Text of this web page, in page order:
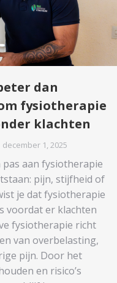
dan
fysiotherapie
klachten
december 1, 2025
pas aan fysiotherapie
pijn, stijfheid of
je dat fysiotherapie
voordat er klachten
fysiotherapie richt
van overbelasting,
pijn. Door het
en risico’s